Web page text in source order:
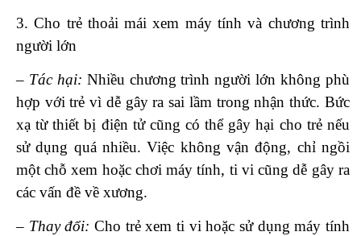
3. Cho trẻ thoải mái xem máy tính và chương trình
người lớn
– Tác hại: Nhiều chương trình người lớn không phù
hợp với trẻ vì dễ gây ra sai lầm trong nhận thức. Bức
xạ từ thiết bị điện tử cũng có thể gây hại cho trẻ nếu
sử dụng quá nhiều. Việc không vận động, chỉ ngồi
một chỗ xem hoặc chơi máy tính, ti vi cũng dễ gây ra
các vấn đề về xương.
– Thay đổi: Cho trẻ xem ti vi hoặc sử dụng máy tính